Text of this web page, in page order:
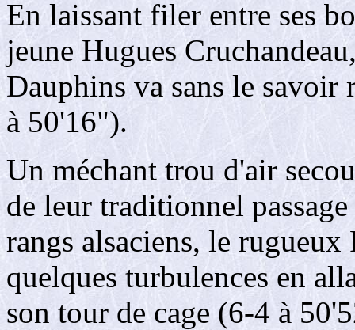
En laissant filer entre ses
jeune Hugues
Dauphins va sans le
à 50'16").
Un méchant trou d'air
de leur traditionnel
rangs alsaciens, le
quelques turbulences en
son tour de cage (6-4 à